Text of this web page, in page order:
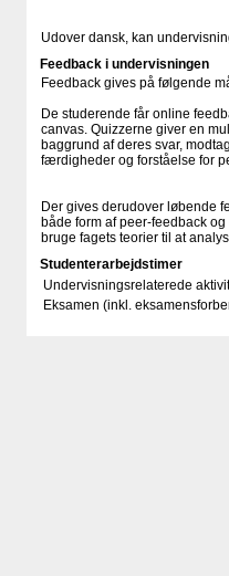
Udover dansk, kan
Feedback i undervisningen
Feedback gives på følgende
De studerende får online
canvas. Quizzerne giver en
baggrund af deres svar,
færdigheder og forståelse for
Der gives derudover løbende
både form af peer-feedback
bruge fagets teorier til at
Studenterarbejdstimer
Undervisningsrelaterede
Eksamen (inkl.